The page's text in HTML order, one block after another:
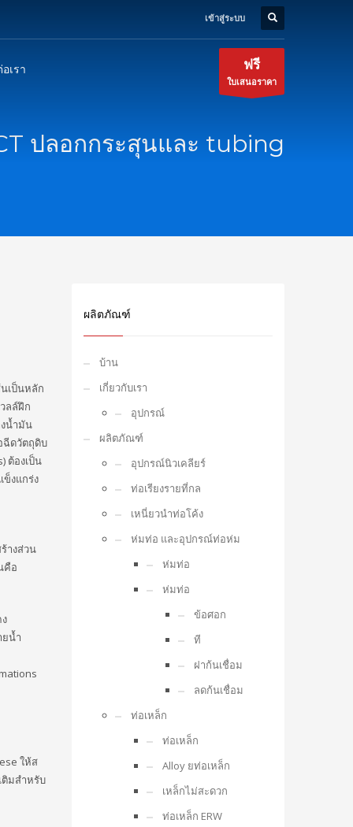
เข้าสู่ระบบ
เรา ฟรี
ใบเสนอราคา
ปลอกกระสุนและ tubing
เป็นหลัก
ลล์ฝึก
น้ำมัน
ดวัตถุดิบ
ต้องเป็น
ข็งแกร่ง
างส่วน
คือ
ยน้ำ
ให้ส
ติมสำหรับ
ผลิตภัณฑ์
บ้าน
เกี่ยวกับเรา
อุปกรณ์
ผลิตภัณฑ์
อุปกรณ์นิวเคลียร์
ท่อเรียงรายที่กล
เหนี่ยวนำท่อโค้ง
ห่มท่อ และอุปกรณ์ท่อห่ม
ห่มท่อ
ห่มท่อ
ข้อศอก
ที
ฝาก้นเชื่อม
ลดก้นเชื่อม
ท่อเหล็ก
ท่อเหล็ก
Alloy ยท่อเหล็ก
เหล็กไม่สะดวก
ท่อเหล็ก ERW